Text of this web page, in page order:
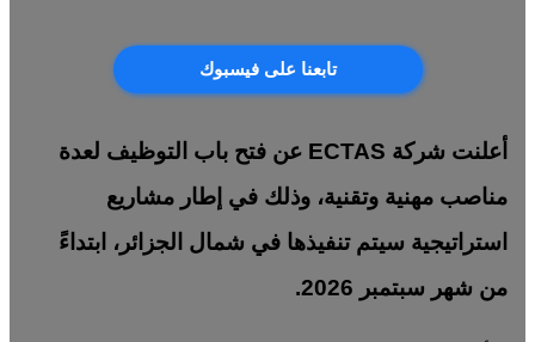
تابعنا على فيسبوك
أعلنت شركة ECTAS عن فتح باب التوظيف لعدة
مناصب مهنية وتقنية، وذلك في إطار مشاريع
استراتيجية سيتم تنفيذها في شمال الجزائر، ابتداءً
من شهر سبتمبر 2026.